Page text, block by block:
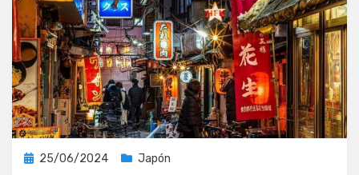
Publicada
25/06/2024 Japón